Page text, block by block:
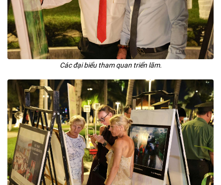
Các đại biểu tham quan triển lãm.